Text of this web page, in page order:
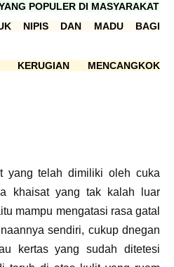
POPULER DI MASYARAKAT
NIPIS DAN MADU BAGI
KERUGIAN MENCANGKOK
yang telah dimiliki oleh cuka
khaisat yang tak kalah luar
mampu mengatasi rasa gatal
sendiri, cukup dnegan
kertas yang sudah ditetesi